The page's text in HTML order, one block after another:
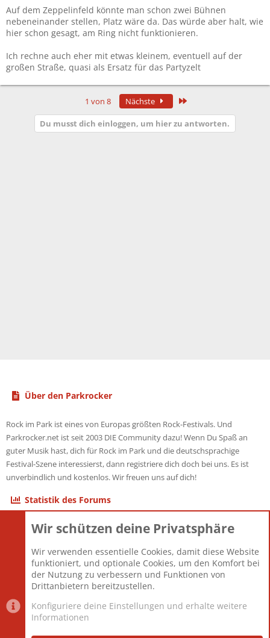
:
Auf dem Zeppelinfeld könnte man schon zwei Bühnen
nebeneinander stellen, Platz wäre da. Das würde aber halt, wie
hier schon gesagt, am Ring nicht funktionieren.
Ich rechne auch eher mit etwas kleinem, eventuell auf der
großen Straße, quasi als Ersatz für das Partyzelt
1 von 8 Nächste
Du musst dich einloggen, um hier zu antworten.
Über den Parkrocker
Rock im Park ist eines von Europas größten Rock-Festivals. Und
Parkrocker.net ist seit 2003 DIE Community dazu! Wenn Du Spaß an
guter Musik hast, dich für Rock im Park und die deutschsprachige
Festival-Szene interessierst, dann registriere dich doch bei uns. Es ist
unverbindlich und kostenlos. Wir freuen uns auf dich!
Statistik des Forums
Themen
Mitglieder
12.425
Neuestes Mitglied
Toddster85
Wir schützen deine Privatsphäre
Wir verwenden essentielle Cookies, damit diese Website
funktioniert, und optionale Cookies, um den Komfort bei
der Nutzung zu verbessern und Funktionen von
Drittanbietern bereitzustellen.
Konfiguriere deine Einstellungen und erhalte weitere
Informationen